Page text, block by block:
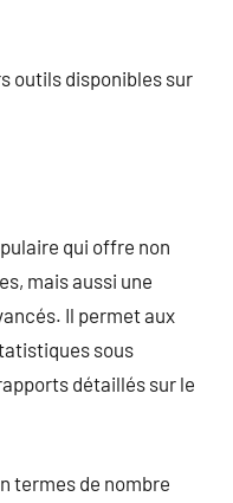
outils disponibles sur
qui offre non
mais aussi une
Il permet aux
sous
détaillés sur le
termes de nombre